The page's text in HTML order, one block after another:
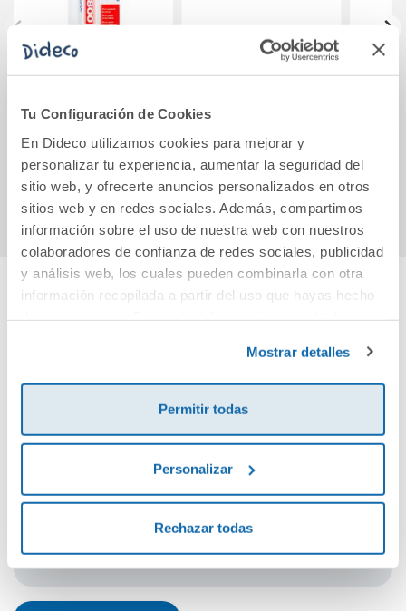
Tu Configuración de Cookies
En Dideco utilizamos cookies para mejorar y
personalizar tu experiencia, aumentar la seguridad del
sitio web, y ofrecerte anuncios personalizados en otros
sitios web y en redes sociales. Además, compartimos
información sobre el uso de nuestra web con nuestros
colaboradores de confianza de redes sociales, publicidad
y análisis web, los cuales pueden combinarla con otra
información recopilada a partir del uso que hayas hecho
Mostrar detalles
Permitir todas
Personalizar
Rechazar todas
Rotulador edding
Blíster
Ver más
Minas 0,7mm. HB
Ver más
Cuéntanos tu opinión
Debes iniciar sesión para poder valorarlo